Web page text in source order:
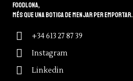
Foodlona,
més que una botiga de menjar per emportar.
+34 613 27 87 39
Instagram
Linkedin